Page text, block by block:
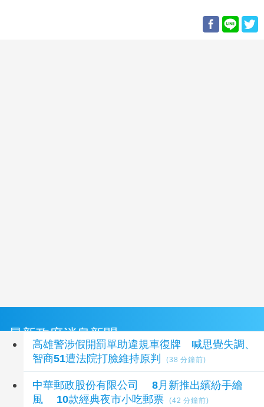
最新政府消息新聞
高雄警涉假開罰單助違規車復牌 喊思覺失調、
智商51遭法院打臉維持原判
(38 分鐘前)
中華郵政股份有限公司 8月新推出繽紛手繪
風 10款經典夜市小吃郵票
(42 分鐘前)